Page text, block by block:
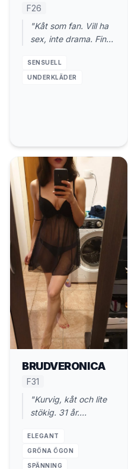
F26
"Kåt som fan. Vill ha
sex, inte drama. Finns
SENSUELL
UNDERKLÄDER
BRUDVERONICA
F31
"Kurvig, kåt och lite
stökig. 31 år.
du styr."
ELEGANT
GRÖNA ÖGON
SPÄNNING